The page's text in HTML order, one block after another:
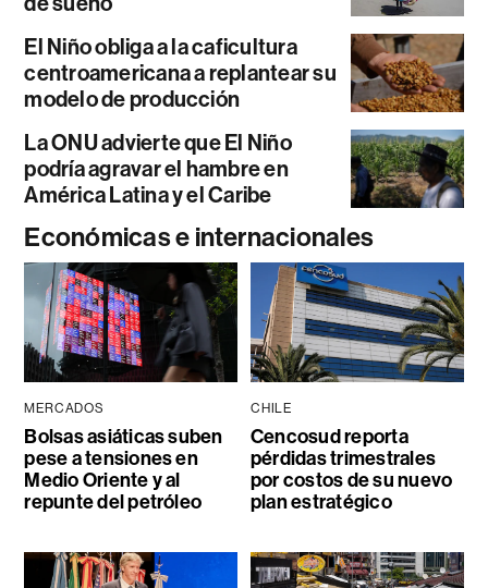
El Niño obliga a la caficultura
centroamericana a replantear su
modelo de producción
La ONU advierte que El Niño
podría agravar el hambre en
América Latina y el Caribe
Económicas e internacionales
MERCADOS
Bolsas asiáticas suben
pese a tensiones en
Medio Oriente y al
repunte del petróleo
CHILE
Cencosud reporta
pérdidas trimestrales
por costos de su nuevo
plan estratégico